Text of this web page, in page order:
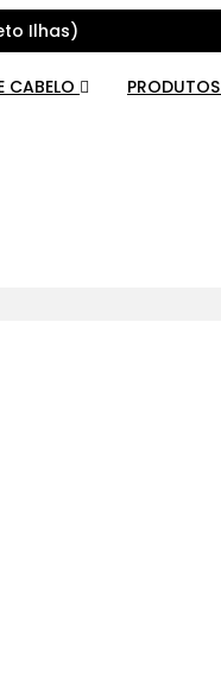
Ilhas)
CABELO PRODUTOS